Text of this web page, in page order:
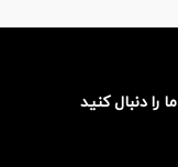
ما را دنبال کنید